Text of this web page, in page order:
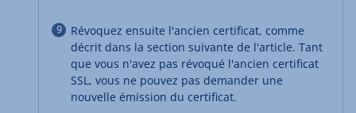
Révoquez ensuite l'ancien certificat, comme
décrit dans la section suivante de l'article. Tant
que vous n'avez pas révoqué l'ancien certificat
SSL, vous ne pouvez pas demander une
nouvelle émission du certificat.